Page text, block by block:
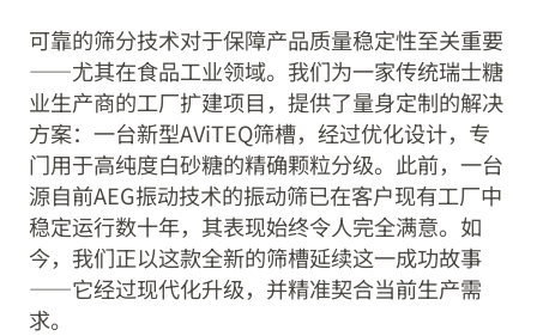
可靠的筛分技术对于保障产品质量稳定性至关重要
——尤其在食品工业领域。我们为一家传统瑞士糖
业生产商的工厂扩建项目，提供了量身定制的解决
方案：一台新型AViTEQ筛槽，经过优化设计，专
门用于高纯度白砂糖的精确颗粒分级。此前，一台
源自前AEG振动技术的振动筛已在客户现有工厂中
稳定运行数十年，其表现始终令人完全满意。如
今，我们正以这款全新的筛槽延续这一成功故事
——它经过现代化升级，并精准契合当前生产需
求。